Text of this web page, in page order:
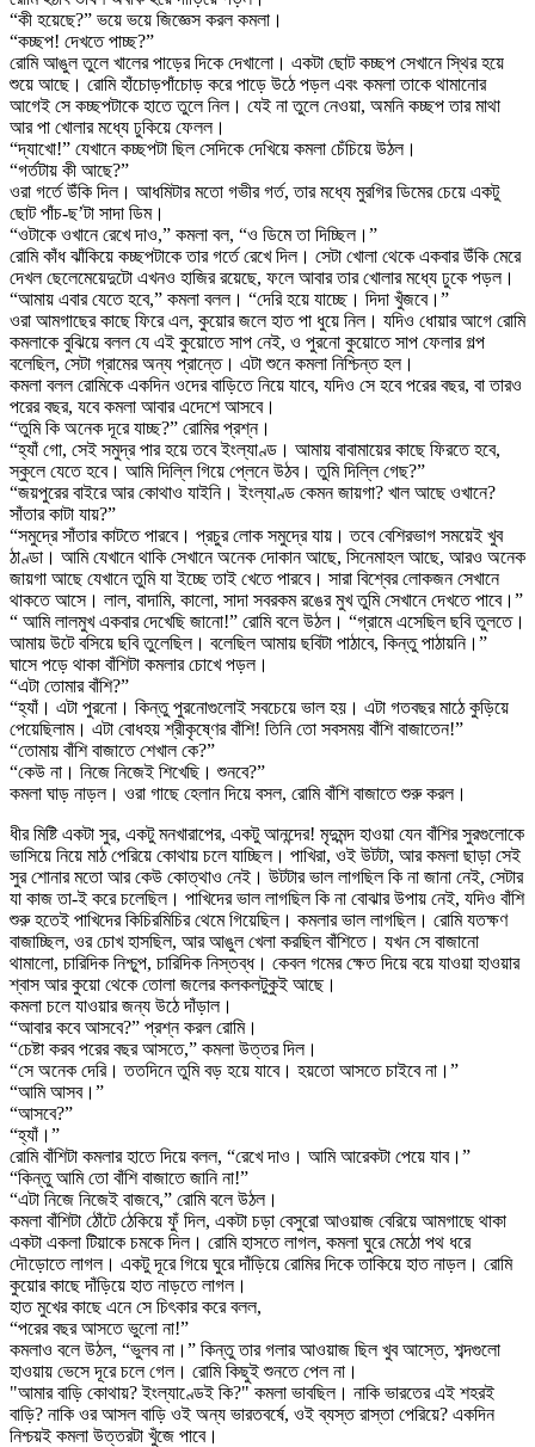
“কী হয়েছে?” ভয়ে ভয়ে জিজ্ঞেস করল কমলা।
“কচ্ছপ! দেখতে পাচ্ছ?”
রোমি আঙুল তুলে খালের পাড়ের দিকে দেখালো। একটা ছোট কচ্ছপ সেখানে স্থির হয়ে
শুয়ে আছে। রোমি হাঁচোড়পাঁচোড় করে পাড়ে উঠে পড়ল এবং কমলা তাকে থামানোর
আগেই সে কচ্ছপটাকে হাতে তুলে নিল। যেই না তুলে নেওয়া, অমনি কচ্ছপ তার মাথা
আর পা খোলার মধ্যে ঢুকিয়ে ফেলল।
“দ্যাখো!” যেখানে কচ্ছপটা ছিল সেদিকে দেখিয়ে কমলা চেঁচিয়ে উঠল।
“গর্তটায় কী আছে?”
ওরা গর্তে উঁকি দিল। আধমিটার মতো গভীর গর্ত, তার মধ্যে মুরগির ডিমের চেয়ে একটু
ছোট পাঁচ-ছ’টা সাদা ডিম।
“ওটাকে ওখানে রেখে দাও,” কমলা বল, “ও ডিমে তা দিচ্ছিল।”
রোমি কাঁধ ঝাঁকিয়ে কচ্ছপটাকে তার গর্তে রেখে দিল। সেটা খোলা থেকে একবার উঁকি মেরে
দেখল ছেলেমেয়েদুটো এখনও হাজির রয়েছে, ফলে আবার তার খোলার মধ্যে ঢুকে পড়ল।
“আমায় এবার যেতে হবে,” কমলা বলল। “দেরি হয়ে যাচ্ছে। দিদা খুঁজবে।”
ওরা আমগাছের কাছে ফিরে এল, কুয়োর জলে হাত পা ধুয়ে নিল। যদিও ধোয়ার আগে রোমি
কমলাকে বুঝিয়ে বলল যে এই কুয়োতে সাপ নেই, ও পুরনো কুয়োতে সাপ ফেলার গল্প
বলেছিল, সেটা গ্রামের অন্য প্রান্তে। এটা শুনে কমলা নিশ্চিন্ত হল।
কমলা বলল রোমিকে একদিন ওদের বাড়িতে নিয়ে যাবে, যদিও সে হবে পরের বছর, বা তারও
পরের বছর, যবে কমলা আবার এদেশে আসবে।
“তুমি কি অনেক দূরে যাচ্ছ?” রোমির প্রশ্ন।
“হ্যাঁ গো, সেই সমুদ্র পার হয়ে তবে ইংল্যাণ্ড। আমায় বাবামায়ের কাছে ফিরতে হবে,
স্কুলে যেতে হবে। আমি দিল্লি গিয়ে প্লেনে উঠব। তুমি দিল্লি গেছ?”
“জয়পুরের বাইরে আর কোথাও যাইনি। ইংল্যাণ্ড কেমন জায়গা? খাল আছে ওখানে?
সাঁতার কাটা যায়?”
“সমুদ্রে সাঁতার কাটতে পারবে। প্রচুর লোক সমুদ্রে যায়। তবে বেশিরভাগ সময়েই খুব
ঠাণ্ডা। আমি যেখানে থাকি সেখানে অনেক দোকান আছে, সিনেমাহল আছে, আরও অনেক
জায়গা আছে যেখানে তুমি যা ইচ্ছে তাই খেতে পারবে। সারা বিশ্বের লোকজন সেখানে
থাকতে আসে। লাল, বাদামি, কালো, সাদা সবরকম রঙের মুখ তুমি সেখানে দেখতে পাবে।”
“ আমি লালমুখ একবার দেখেছি জানো!” রোমি বলে উঠল। “গ্রামে এসেছিল ছবি তুলতে।
আমায় উটে বসিয়ে ছবি তুলেছিল। বলেছিল আমায় ছবিটা পাঠাবে, কিন্তু পাঠায়নি।”
ঘাসে পড়ে থাকা বাঁশিটা কমলার চোখে পড়ল।
“এটা তোমার বাঁশি?”
“হ্যাঁ। এটা পুরনো। কিন্তু পুরনোগুলোই সবচেয়ে ভাল হয়। এটা গতবছর মাঠে কুড়িয়ে
পেয়েছিলাম। এটা বোধহয় শ্রীকৃষ্ণের বাঁশি! তিনি তো সবসময় বাঁশি বাজাতেন!”
“তোমায় বাঁশি বাজাতে শেখাল কে?”
“কেউ না। নিজে নিজেই শিখেছি। শুনবে?”
কমলা ঘাড় নাড়ল। ওরা গাছে হেলান দিয়ে বসল, রোমি বাঁশি বাজাতে শুরু করল।
ধীর মিষ্টি একটা সুর, একটু মনখারাপের, একটু আনন্দের! মৃদুমন্দ হাওয়া যেন বাঁশির সুরগুলোকে
ভাসিয়ে নিয়ে মাঠ পেরিয়ে কোথায় চলে যাচ্ছিল। পাখিরা, ওই উটটা, আর কমলা ছাড়া সেই
সুর শোনার মতো আর কেউ কোত্থাও নেই। উটটার ভাল লাগছিল কি না জানা নেই, সেটার
যা কাজ তা-ই করে চলেছিল। পাখিদের ভাল লাগছিল কি না বোঝার উপায় নেই, যদিও বাঁশি
শুরু হতেই পাখিদের কিচিরমিচির থেমে গিয়েছিল। কমলার ভাল লাগছিল। রোমি যতক্ষণ
বাজাচ্ছিল, ওর চোখ হাসছিল, আর আঙুল খেলা করছিল বাঁশিতে। যখন সে বাজানো
থামালো, চারিদিক নিশ্চুপ, চারিদিক নিস্তব্ধ। কেবল গমের ক্ষেত দিয়ে বয়ে যাওয়া হাওয়ার
শ্বাস আর কুয়ো থেকে তোলা জলের কলকলটুকুই আছে।
কমলা চলে যাওয়ার জন্য উঠে দাঁড়াল।
“আবার কবে আসবে?” প্রশ্ন করল রোমি।
“চেষ্টা করব পরের বছর আসতে,” কমলা উত্তর দিল।
“সে অনেক দেরি। ততদিনে তুমি বড় হয়ে যাবে। হয়তো আসতে চাইবে না।”
“আমি আসব।”
“আসবে?”
“হ্যাঁ।”
রোমি বাঁশিটা কমলার হাতে দিয়ে বলল, “রেখে দাও। আমি আরেকটা পেয়ে যাব।”
“কিন্তু আমি তো বাঁশি বাজাতে জানি না!”
“এটা নিজে নিজেই বাজবে,” রোমি বলে উঠল।
কমলা বাঁশিটা ঠোঁটে ঠেকিয়ে ফুঁ দিল, একটা চড়া বেসুরো আওয়াজ বেরিয়ে আমগাছে থাকা
একটা একলা টিয়াকে চমকে দিল। রোমি হাসতে লাগল, কমলা ঘুরে মেঠো পথ ধরে
দৌড়োতে লাগল। একটু দূরে গিয়ে ঘুরে দাঁড়িয়ে রোমির দিকে তাকিয়ে হাত নাড়ল। রোমি
কুয়োর কাছে দাঁড়িয়ে হাত নাড়তে লাগল।
হাত মুখের কাছে এনে সে চিৎকার করে বলল,
“পরের বছর আসতে ভুলো না!”
কমলাও বলে উঠল, “ভুলব না।” কিন্তু তার গলার আওয়াজ ছিল খুব আস্তে, শব্দগুলো
হাওয়ায় ভেসে দূরে চলে গেল। রোমি কিছুই শুনতে পেল না।
"আমার বাড়ি কোথায়? ইংল্যাণ্ডেই কি?" কমলা ভাবছিল। নাকি ভারতের এই শহরই
বাড়ি? নাকি ওর আসল বাড়ি ওই অন্য ভারতবর্ষে, ওই ব্যস্ত রাস্তা পেরিয়ে? একদিন
নিশ্চয়ই কমলা উত্তরটা খুঁজে পাবে।